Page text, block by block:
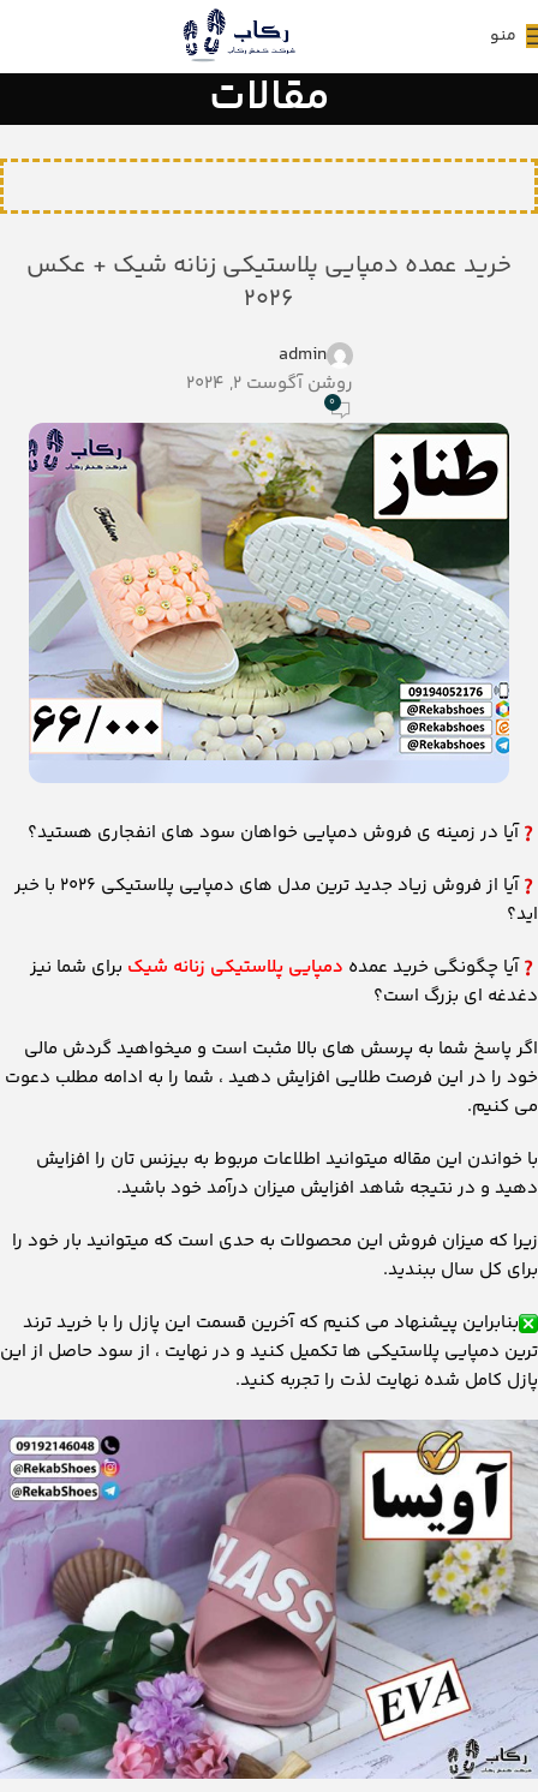
منو
مقالات
خرید عمده دمپایی پلاستیکی زنانه شیک + عکس
2026
admin
روشن آگوست 2, 2024
0
آیا در زمینه ی فروش دمپایی خواهان سود های انفجاری هستید؟
آیا از فروش زیاد جدید ترین مدل های دمپایی پلاستیکی 2026 با خبر
اید؟
آیا چگونگی خرید عمده دمپایی پلاستیکی زنانه شیک برای شما نیز
دغدغه ای بزرگ است؟
اگر پاسخ شما به پرسش های بالا مثبت است و میخواهید گردش مالی
خود را در این فرصت طلایی افزایش دهید ، شما را به ادامه مطلب دعوت
می کنیم.
با خواندن این مقاله میتوانید اطلاعات مربوط به بیزنس تان را افزایش
دهید و در نتیجه شاهد افزایش میزان درآمد خود باشید.
زیرا که میزان فروش این محصولات به حدی است که میتوانید بار خود را
برای کل سال ببندید.
بنابراین پیشنهاد می کنیم که آخرین قسمت این پازل را با خرید ترند
ترین دمپایی پلاستیکی ها تکمیل کنید و در نهایت ، از سود حاصل از این
پازل کامل شده نهایت لذت را تجربه کنید.